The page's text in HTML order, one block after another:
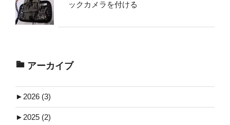
ックカメラを付ける
アーカイブ
► 2026 (3)
► 2025 (2)